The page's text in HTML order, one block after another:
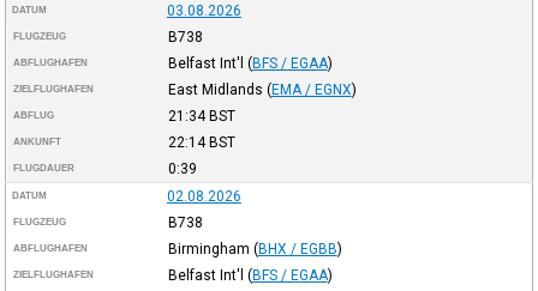
DATUM 03.08.2026
FLUGZEUG B738
ABFLUGHAFEN Belfast Int'l (BFS / EGAA)
ZIELFLUGHAFEN East Midlands (EMA / EGNX)
ABFLUG 21:34BST
ANKUNFT 22:14BST
FLUGDAUER 0:39
DATUM 02.08.2026
FLUGZEUG B738
ABFLUGHAFEN Birmingham (BHX / EGBB)
ZIELFLUGHAFEN Belfast Int'l (BFS / EGAA)